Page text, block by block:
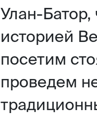
Улан-Батор,
историей
посетим
проведем